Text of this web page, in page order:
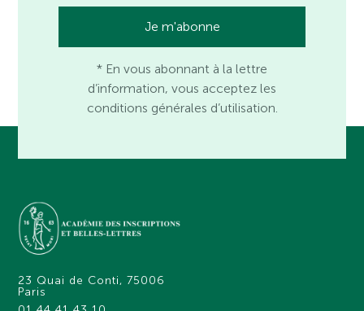
* En vous abonnant à la lettre
d’information, vous acceptez les
conditions générales d’utilisation.
23 Quai de Conti, 75006
Paris